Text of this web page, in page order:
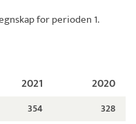
for perioden 1.
2021 2020
354
328